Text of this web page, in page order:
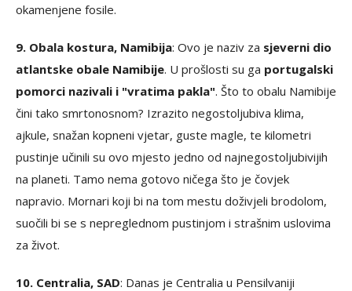
okamenjene fosile.
9. Obala kostura, Namibija: Ovo je naziv za sjeverni dio
atlantske obale Namibije. U prošlosti su ga portugalski
pomorci nazivali i "vratima pakla". Što to obalu Namibije
čini tako smrtonosnom? Izrazito negostoljubiva klima,
ajkule, snažan kopneni vjetar, guste magle, te kilometri
pustinje učinili su ovo mjesto jedno od najnegostoljubivijih
na planeti. Tamo nema gotovo ničega što je čovjek
napravio. Mornari koji bi na tom mestu doživjeli brodolom,
suočili bi se s nepreglednom pustinjom i strašnim uslovima
za život.
10. Centralia, SAD: Danas je Centralia u Pensilvaniji